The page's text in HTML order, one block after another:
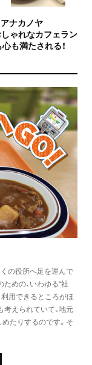
ナカノヤ
ゃれなカフェラン
も満たされる！
の役所へ足を運んで
めの、いわゆる“社
用できるところがほ
考えられていて、地元
たりするのです。そ